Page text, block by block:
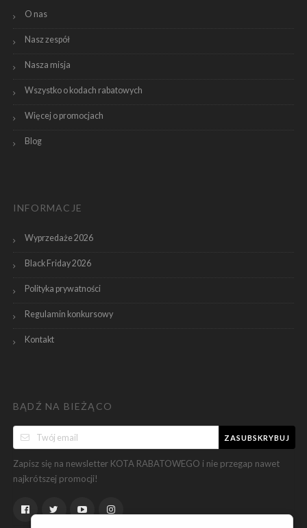
O nas
Nasz zespół
Nasza misja
Wszystko o kodach rabatowych
Więcej o promocjach
Blog
INFORMACJE
Wyprzedaże 2026
Black Friday 2026
Polityka prywatności
Regulamin konkursowy
Kontakt
BĄDŹ NA BIEŻĄCO
ZASUBSKRYBUJ
Zapisz się na newsletter KOTA RABATOWEGO i nie przegap nawet
najkrótszej promocji!